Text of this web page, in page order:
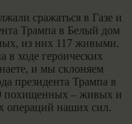
сражаться в Газе и
Трампа в Белый дом
из них 117 живыми.
в ходе героических
и мы склоняем
президента Трампа в
похищенных – живых и
операций наших сил.